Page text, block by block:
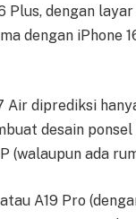
dengan
dengan iPhone
Air diprediksi
desain
(walaupun ada
A19 Pro